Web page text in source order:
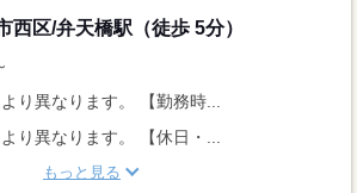
西区/弁天橋駅（徒歩 5分）
り異なります。 【勤務時...
り異なります。 【休日・...
もっと見る